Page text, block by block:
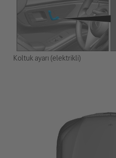
Koltuk ayarı (elektrikli)